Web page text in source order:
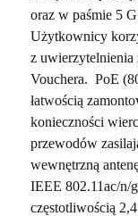
oraz w paśmie 5
Użytkownicy
z uwierzytelnienia
Vouchera. PoE
łatwością
konieczności
przewodów
wewnętrzną
IEEE 802.11ac/n/
częstotliwością